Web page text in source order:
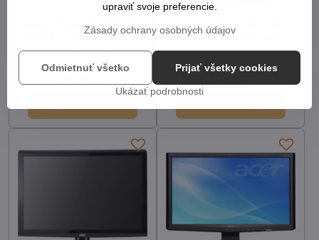
BenQ G2000WA (20", TN,
WSXGA+ 1680x1050, VGA,
matný čierny)
1
Acer AL2017 (20", TN,
SXGA 1400x1050, 8ms,
repro, VGA, matný sivý)
1
upraviť svoje preferencie.
Zásady ochrany osobných údajov
Ukázať podrobnosti
Prijať všetky cookies
Odmietnuť všetko